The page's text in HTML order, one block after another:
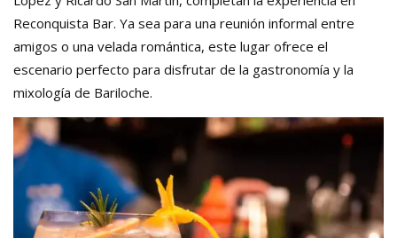
Reconquista Bar. Ya sea para una reunión informal entre
amigos o una velada romántica, este lugar ofrece el
escenario perfecto para disfrutar de la gastronomía y la
mixología de Bariloche.